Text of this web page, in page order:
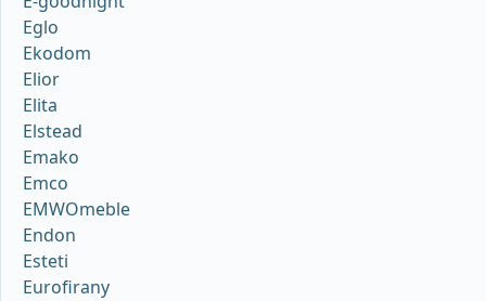
Eglo
Ekodom
Elior
Elita
Elstead
Emako
Emco
EMWOmeble
Endon
Esteti
Eurofirany